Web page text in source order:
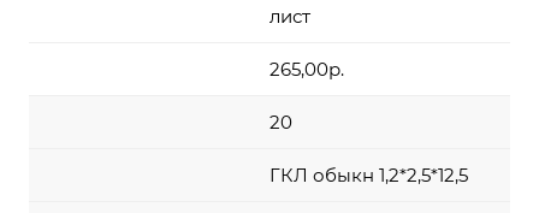
лист
265,00р.
20
ГКЛ обыкн 1,2*2,5*12,5